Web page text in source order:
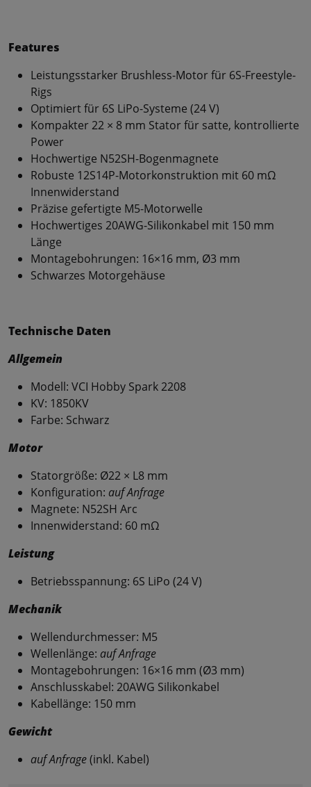
Features
Leistungsstarker Brushless-Motor für 6S-Freestyle-
Rigs
Optimiert für 6S LiPo-Systeme (24 V)
Kompakter 22 × 8 mm Stator für satte, kontrollierte
Power
Hochwertige N52SH-Bogenmagnete
Robuste 12S14P-Motorkonstruktion mit 60 mΩ
Innenwiderstand
Präzise gefertigte M5-Motorwelle
Hochwertiges 20AWG-Silikonkabel mit 150 mm
Länge
Montagebohrungen: 16×16 mm, Ø3 mm
Schwarzes Motorgehäuse
Technische Daten
Allgemein
Modell: VCI Hobby Spark 2208
KV: 1850KV
Farbe: Schwarz
Motor
Statorgröße: Ø22 × L8 mm
Konfiguration: auf Anfrage
Magnete: N52SH Arc
Innenwiderstand: 60 mΩ
Leistung
Betriebsspannung: 6S LiPo (24 V)
Mechanik
Wellendurchmesser: M5
Wellenlänge: auf Anfrage
Montagebohrungen: 16×16 mm (Ø3 mm)
Anschlusskabel: 20AWG Silikonkabel
Kabellänge: 150 mm
Gewicht
auf Anfrage(inkl. Kabel)